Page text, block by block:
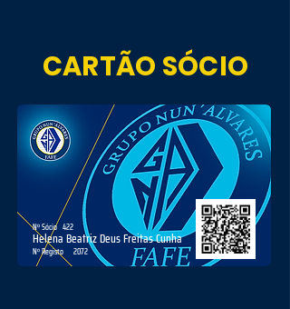
CARTÃO SÓCIO
422
Nº Sócio
Helena Beatriz Deus Freitas Cunha
2072
Nº Registo